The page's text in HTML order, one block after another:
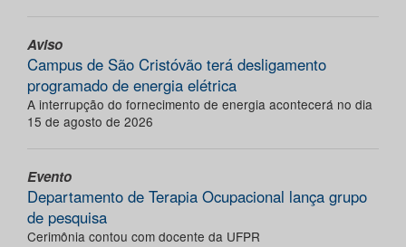
Aviso
Campus de São Cristóvão terá desligamento
programado de energia elétrica
A interrupção do fornecimento de energia acontecerá no dia
15 de agosto de 2026
Evento
Departamento de Terapia Ocupacional lança grupo
de pesquisa
Cerimônia contou com docente da UFPR